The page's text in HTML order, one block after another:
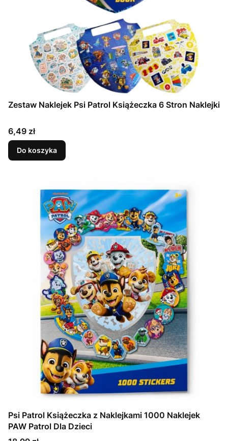
Zestaw Naklejek Psi Patrol Książeczka 6 Stron Naklejki
Cena
6,49 zł
Do koszyka
Psi Patrol Książeczka z Naklejkami 1000 Naklejek
PAW Patrol Dla Dzieci